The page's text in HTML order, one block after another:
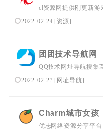
cl资源网提供刚更新游
打造为全国网络爱好
2022-02-24 [资源]
团团技术导航网
QQ技术网址导航搜集
（50cc.cn）新技术导
术网址导航基地,一站
2022-02-27 [网址导航]
Charm城市女孩
优志网络资源分享平